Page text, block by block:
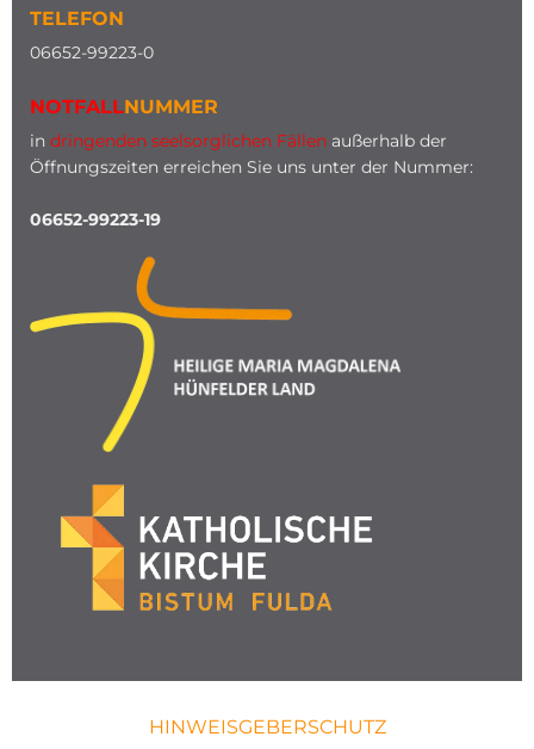
TELEFON
06652-99223-0
NOTFALLNUMMER
in dringenden seelsorglichen Fällen außerhalb der
Öffnungszeiten erreichen Sie uns unter der Nummer:
06652-99223-19
HINWEISGEBERSCHUTZ